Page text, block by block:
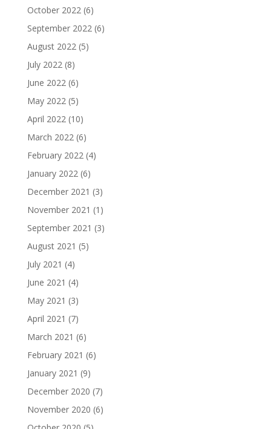
October 2022 (6)
September 2022 (6)
August 2022 (5)
July 2022 (8)
June 2022 (6)
May 2022 (5)
April 2022 (10)
March 2022 (6)
February 2022 (4)
January 2022 (6)
December 2021 (3)
November 2021 (1)
September 2021 (3)
August 2021 (5)
July 2021 (4)
June 2021 (4)
May 2021 (3)
April 2021 (7)
March 2021 (6)
February 2021 (6)
January 2021 (9)
December 2020 (7)
November 2020 (6)